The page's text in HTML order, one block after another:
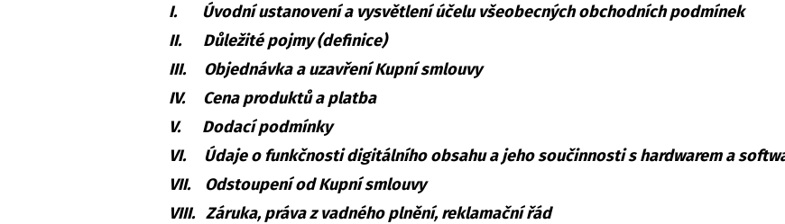
I. Úvodní ustanovení a vysvětlení účelu všeobecných obchodních podmínek
II. Důležité pojmy (definice)
III. Objednávka a uzavření Kupní smlouvy
IV. Cena produktů a platba
V. Dodací podmínky
VI. Údaje o funkčnosti digitálního obsahu a jeho součinnosti s hardwarem a
VII. Odstoupení od Kupní smlouvy
VIII. Záruka, práva z vadného plnění, reklamační řád